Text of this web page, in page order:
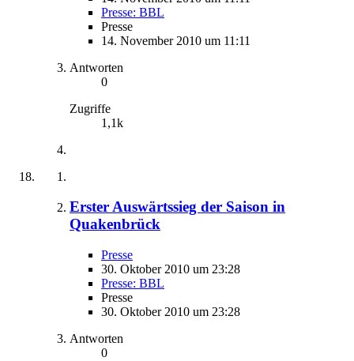
Presse: BBL
Presse
14. November 2010 um 11:11
Antworten
0
Zugriffe
1,1k
Erster Auswärtssieg der Saison in
Quakenbrück
Presse
30. Oktober 2010 um 23:28
Presse: BBL
Presse
30. Oktober 2010 um 23:28
Antworten
0